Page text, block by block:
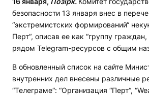
безопасности 13 января внес в
“экстремистских формирований“
Перт“, описав ее как “группу
рядом Telegram-ресурсов с общим
В обновленный список на сайте
внутренних дел внесены различные
“Телеграме“: “Организация “Перт“,